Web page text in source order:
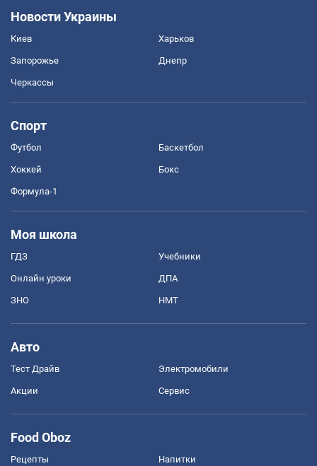
Новости Украины
Киев Харьков
Запорожье Днепр
Черкассы
Спорт
Футбол Баскетбол
Хоккей Бокс
Формула-1
Моя школа
ГДЗ Учебники
Онлайн уроки ДПА
ЗНО НМТ
Авто
Тест Драйв Электромобили
Акции Сервис
Food Oboz
Рецепты Напитки